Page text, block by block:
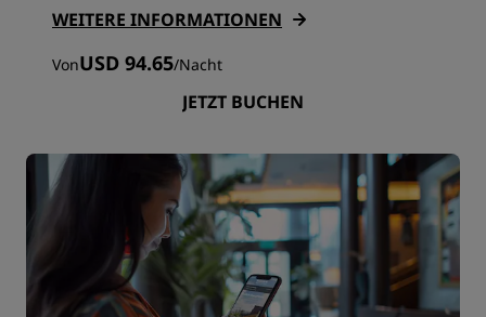
WEITERE INFORMATIONEN
VonUSD 94.65/Nacht
JETZT BUCHEN